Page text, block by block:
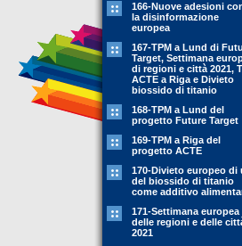
166-Nuove adesioni
la disinformazione
europea
167-TPM a Lund di
Target, Settimana
di regioni e città 2021,
ACTE a Riga e Divieto
biossido di titanio
168-TPM a Lund del
progetto Future Target
169-TPM a Riga del
progetto ACTE
170-Divieto europeo di
del biossido di titanio
come additivo
171-Settimana europea
delle regioni e delle
2021